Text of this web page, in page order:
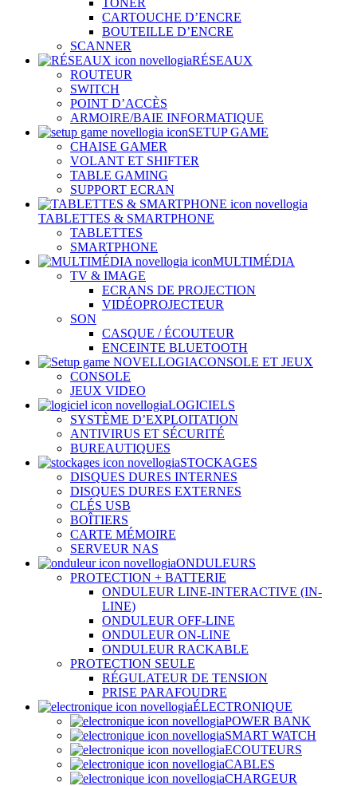
TONER
CARTOUCHE D’ENCRE
BOUTEILLE D’ENCRE
SCANNER
RÉSEAUX
ROUTEUR
SWITCH
POINT D’ACCÈS
ARMOIRE/BAIE INFORMATIQUE
SETUP GAME
CHAISE GAMER
VOLANT ET SHIFTER
TABLE GAMING
SUPPORT ECRAN
TABLETTES & SMARTPHONE
TABLETTES
SMARTPHONE
MULTIMÉDIA
TV & IMAGE
ECRANS DE PROJECTION
VIDÉOPROJECTEUR
SON
CASQUE / ÉCOUTEUR
ENCEINTE BLUETOOTH
CONSOLE ET JEUX
CONSOLE
JEUX VIDEO
LOGICIELS
SYSTÈME D’EXPLOITATION
ANTIVIRUS ET SÉCURITÉ
BUREAUTIQUES
STOCKAGES
DISQUES DURES INTERNES
DISQUES DURES EXTERNES
CLÉS USB
BOÎTIERS
CARTE MÉMOIRE
SERVEUR NAS
ONDULEURS
PROTECTION + BATTERIE
ONDULEUR LINE-INTERACTIVE (IN-
LINE)
ONDULEUR OFF-LINE
ONDULEUR ON-LINE
ONDULEUR RACKABLE
PROTECTION SEULE
RÉGULATEUR DE TENSION
PRISE PARAFOUDRE
ÉLECTRONIQUE
POWER BANK
SMART WATCH
ECOUTEURS
CABLES
CHARGEUR